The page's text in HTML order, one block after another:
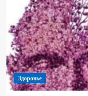
Здоровье